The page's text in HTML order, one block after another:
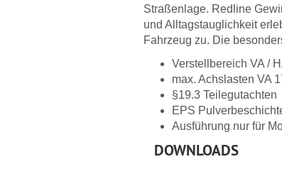
Straßenlage. Redline
und Alltagstauglichkeit
Fahrzeug zu. Die
Verstellbereich VA /
max. Achslasten VA
§19.3 Teilegutachten
EPS
Ausführung nur für
DOWNLOADS